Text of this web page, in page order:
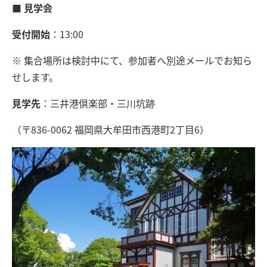
■ 見学会
受付開始 ：13:00
※ 集合場所は検討中にて、参加者へ別途メールでお知ら
せします。
見学先 ：三井港倶楽部・三川坑跡
（〒836-0062 福岡県大牟田市西港町2丁目6）